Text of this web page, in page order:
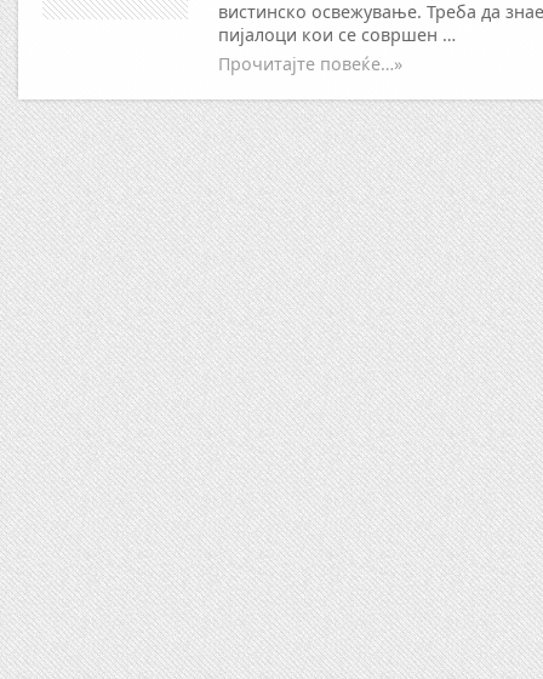
вистинско освежување. Треба да
пијалоци кои се совршен …
Прочитајте повеќе…»